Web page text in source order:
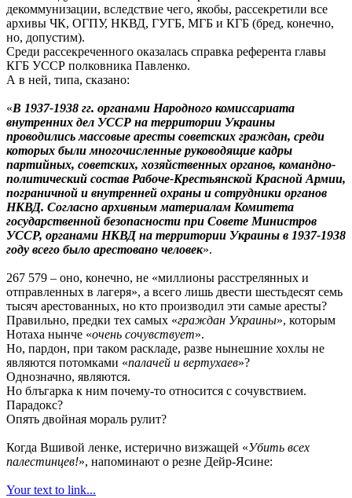
декоммунизации, вследствие чего, якобы, рассекретили все
архивы ЧК, ОГПУ, НКВД, ГУГБ, МГБ и КГБ (бред, конечно,
но, допустим).
Среди рассекреченного оказалась справка референта главы
КГБ УССР полковника Павленко.
А в ней, типа, сказано:
«В 1937-1938 гг. органами Народного комиссариата
внутренних дел УССР на территории Украины
проводились массовые аресты советских граждан, среди
которых были многочисленные руководящие кадры
партийных, советских, хозяйственных органов, командно-
политический состав Рабоче-Крестьянской Красной Армии,
пограничной и внутренней охраны и сотрудники органов
НКВД. Согласно архивным материалам Комитета
государственной безопасности при Совете Министров
УССР, органами НКВД на территории Украины в 1937-1938
году всего было арестовано человек».
267 579 – оно, конечно, не «миллионы расстрелянных и
отправленных в лагеря», а всего лишь двести шестьдесят семь
тысяч арестованных, но кто производил эти самые аресты?
Правильно, предки тех самых «граждан Украины», которым
Нотаха нынче «очень сочувствует».
Но, пардон, при таком раскладе, разве нынешние хохлы не
являются потомками «палачей и вертухаев»?
Однозначно, являются.
Но блъгарка к ним почему-то относится с сочувствием.
Парадокс?
Опять двойная мораль рулит?
Когда Вшивой ленке, истерично визжащей «Убить всех
палестинцев!», напоминают о резне Дейр-Ясине:
Your text to link...